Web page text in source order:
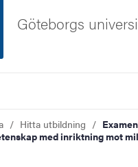
Göteborgs
Hitta utbildning
med inriktning mot